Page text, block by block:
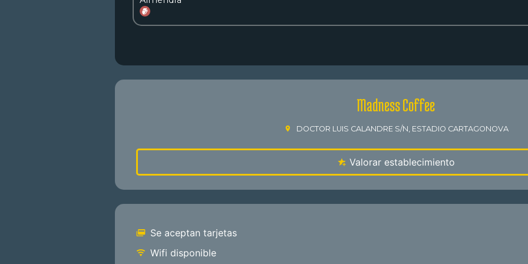
Madness Coffee
DOCTOR LUIS CALANDRE S/N, ESTADIO CARTAGONOVA
Valorar establecimiento
Se aceptan tarjetas
Wifi disponible